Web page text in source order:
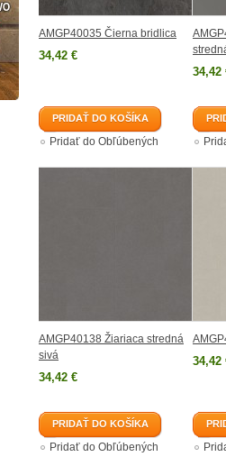
AMGP40035 Čierna bridlica
34,42 €
PRIDAŤ DO KOŠÍKA
Pridať do Obľúbených
34,42
AMGP40138 Žiariaca stredná
sivá
34,42 €
PRIDAŤ DO KOŠÍKA
Pridať do Obľúbených
34,42